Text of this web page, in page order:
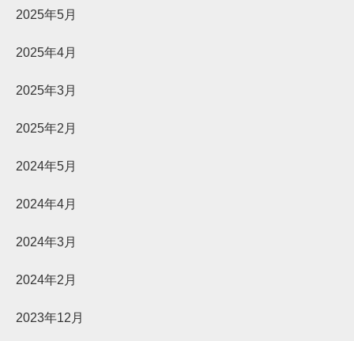
2025年5月
2025年4月
2025年3月
2025年2月
2024年5月
2024年4月
2024年3月
2024年2月
2023年12月